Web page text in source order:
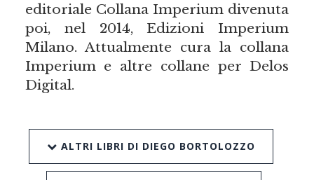
editoriale Collana Imperium divenuta
poi, nel 2014, Edizioni Imperium
Milano. Attualmente cura la collana
Imperium e altre collane per Delos
Digital.
ALTRI LIBRI DI DIEGO BORTOLOZZO